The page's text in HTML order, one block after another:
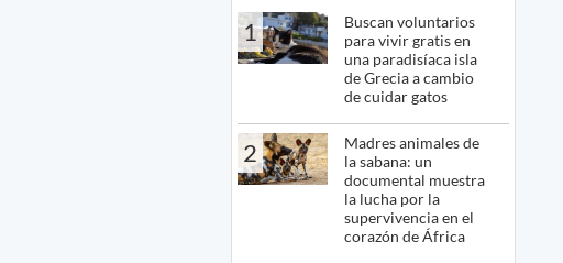
1
Buscan voluntarios
para vivir gratis en
una paradisíaca isla
de Grecia a cambio
de cuidar gatos
2
Madres animales de
la sabana: un
documental muestra
la lucha por la
supervivencia en el
corazón de África